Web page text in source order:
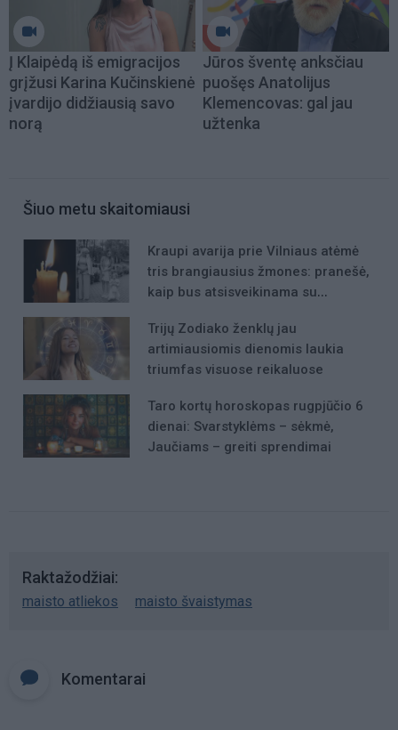
Į Klaipėdą iš emigracijos
grįžusi Karina Kučinskienė
įvardijo didžiausią savo
norą
Jūros šventę anksčiau
puošęs Anatolijus
Klemencovas: gal jau
užtenka
Šiuo metu skaitomiausi
Kraupi avarija prie Vilniaus atėmė
tris brangiausius žmones: pranešė,
kaip bus atsisveikinama su
Trijų Zodiako ženklų jau
artimiausiomis dienomis laukia
triumfas visuose reikaluose
Taro kortų horoskopas rugpjūčio 6
dienai: Svarstyklėms – sėkmė,
Jaučiams – greiti sprendimai
Raktažodžiai
maisto atliekos maisto švaistymas
Komentarai